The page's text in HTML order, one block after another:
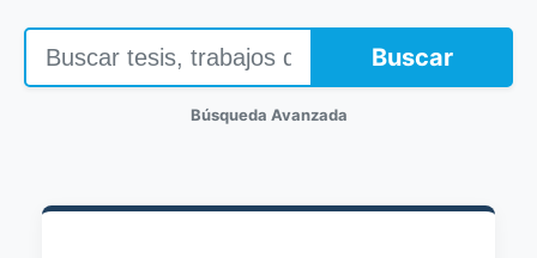
Buscar
Búsqueda Avanzada